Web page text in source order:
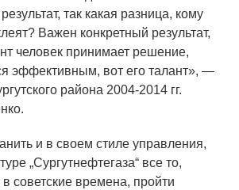
так какая разница, кому
Важен конкретный результат,
человек принимает решение,
эффективным, вот его талант», —
района 2004-2014 гг.
и в своем стиле управления,
„Сургутнефтегаза“ все то,
советские времена, пройти